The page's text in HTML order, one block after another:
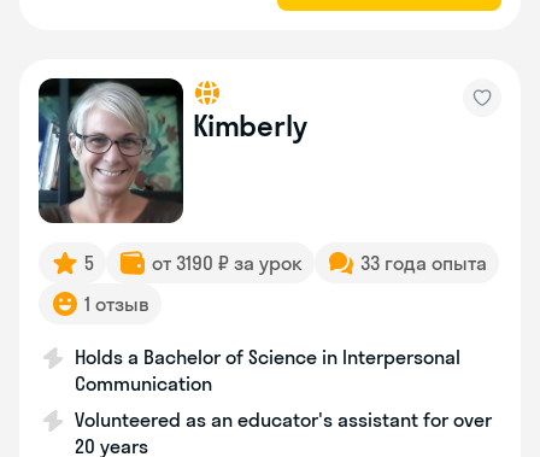
Kimberly
5 от 3190 ₽ за урок
33 года опыта
1 отзыв
Holds a Bachelor of Science in Interpersonal
Communication
Volunteered as an educator's assistant for over
20 years